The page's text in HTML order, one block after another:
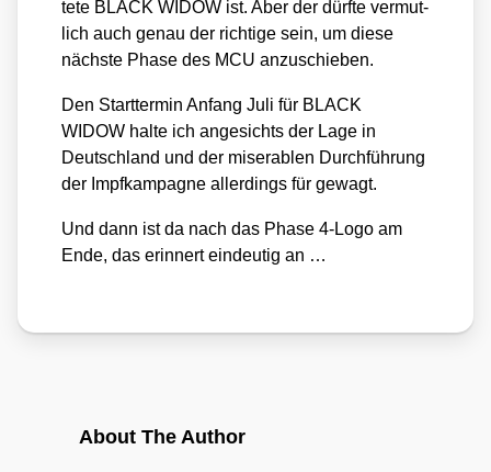
te­te BLACK WIDOW ist. Aber der dürf­te ver­mut­
lich auch genau der rich­ti­ge sein, um die­se
nächs­te Pha­se des MCU anzu­schie­ben.
Den Start­ter­min Anfang Juli für BLACK
WIDOW hal­te ich ange­sichts der Lage in
Deutsch­land und der mise­ra­blen Durch­füh­rung
der Impf­kam­pa­gne aller­dings für gewagt.
Und dann ist da nach das Pha­se 4‑Logo am
Ende, das erin­nert ein­deu­tig an …
About The Author